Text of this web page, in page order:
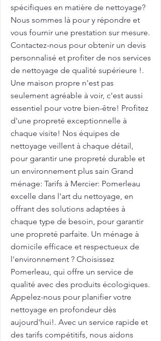
spécifiques en matière de nettoyage?
Nous sommes là pour y répondre et
vous fournir une prestation sur mesure.
Contactez-nous pour obtenir un devis
personnalisé et profiter de nos services
de nettoyage de qualité supérieure !.
Une maison propre n'est pas
seulement agréable à voir, c'est aussi
essentiel pour votre bien-être! Profitez
d'une propreté exceptionnelle à
chaque visite! Nos équipes de
nettoyage veillent à chaque détail,
pour garantir une propreté durable et
un environnement plus sain Grand
ménage: Tarifs à Mercier: Pomerleau
excelle dans l'art du nettoyage, en
offrant des solutions adaptées à
chaque type de besoin, pour garantir
une propreté parfaite. Un ménage à
domicile efficace et respectueux de
l'environnement ? Choisissez
Pomerleau, qui offre un service de
qualité avec des produits écologiques.
Appelez-nous pour planifier votre
nettoyage en profondeur dès
aujourd'hui!. Avec un service rapide et
des tarifs compétitifs, nous aidons